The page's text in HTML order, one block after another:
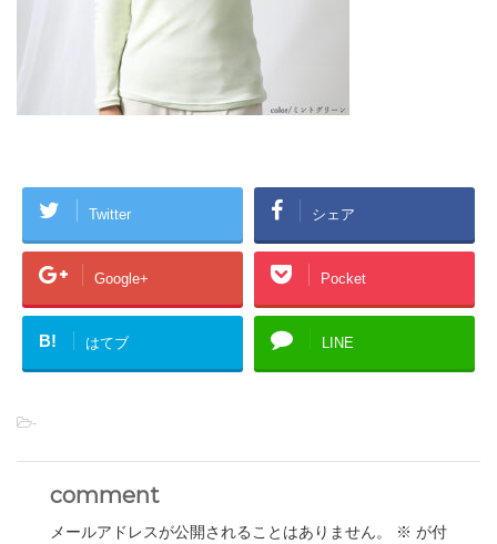
Twitter シェア
Google+ Pocket
B! はてブ LINE
-
comment
メールアドレスが公開されることはありません。 ※ が付